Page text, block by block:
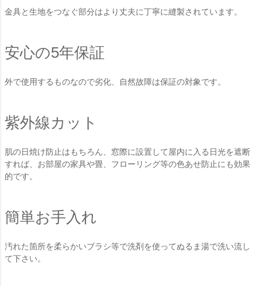
金具と生地をつなぐ部分はより丈夫に丁寧に縫製されています。
安心の5年保証
外で使用するものなので劣化、自然故障は保証の対象です。
紫外線カット
肌の日焼け防止はもちろん、窓際に設置して屋内に入る日光を遮断
すれば、お部屋の家具や畳、フローリング等の色あせ防止にも効果
的です。
簡単お手入れ
汚れた箇所を柔らかいブラシ等で洗剤を使ってぬるま湯で洗い流し
て下さい。